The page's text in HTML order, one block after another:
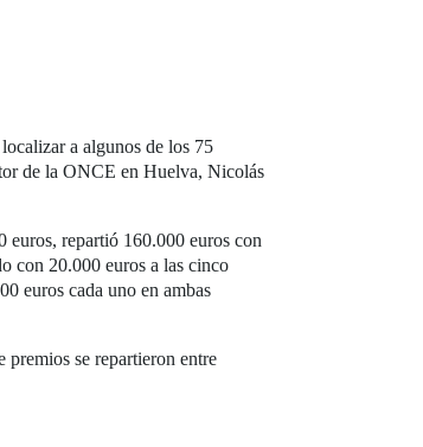
a algunos de los 75
de la ONCE en Huelva, Nicolás
repartió 160.000 euros con
con 20.000 euros a las cinco
euros cada uno en ambas
se repartieron entre